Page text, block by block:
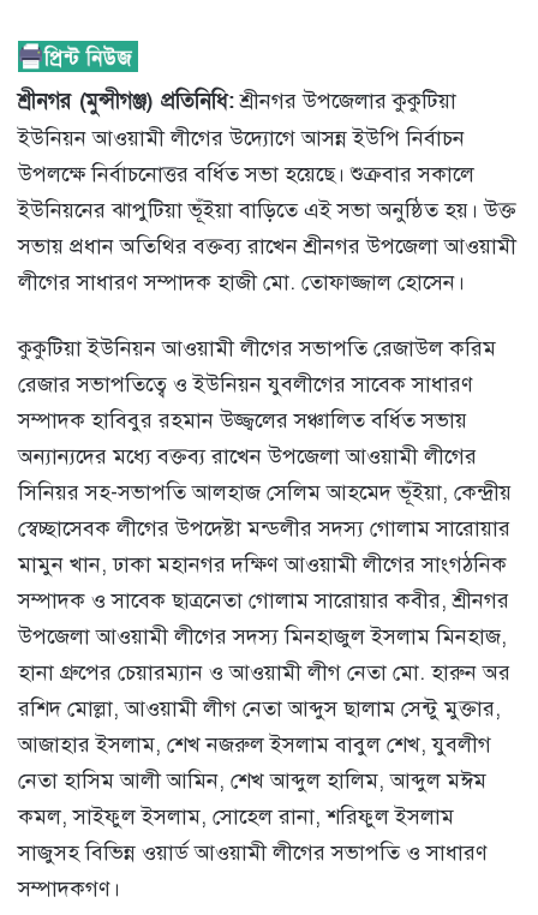
শ্রীনগর (মুন্সীগঞ্জ) প্রতিনিধি:শ্রীনগর উপজেলার কুকুটিয়া
ইউনিয়ন আওয়ামী লীগের উদ্যোগে আসন্ন ইউপি নির্বাচন
উপলক্ষে নির্বাচনোত্তর বর্ধিত সভা হয়েছে। শুক্রবার সকালে
ইউনিয়নের ঝাপুটিয়া ভূঁইয়া বাড়িতে এই সভা অনুষ্ঠিত হয়। উক্ত
সভায় প্রধান অতিথির বক্তব্য রাখেন শ্রীনগর উপজেলা আওয়ামী
লীগের সাধারণ সম্পাদক হাজী মো. তোফাজ্জাল হোসেন।
কুকুটিয়া ইউনিয়ন আওয়ামী লীগের সভাপতি রেজাউল করিম
রেজার সভাপতিত্বে ও ইউনিয়ন যুবলীগের সাবেক সাধারণ
সম্পাদক হাবিবুর রহমান উজ্জ্বলের সঞ্চালিত বর্ধিত সভায়
অন্যান্যদের মধ্যে বক্তব্য রাখেন উপজেলা আওয়ামী লীগের
সিনিয়র সহ-সভাপতি আলহাজ সেলিম আহমেদ ভূঁইয়া, কেন্দ্রীয়
স্বেচ্ছাসেবক লীগের উপদেষ্টা মন্ডলীর সদস্য গোলাম সারোয়ার
মামুন খান, ঢাকা মহানগর দক্ষিণ আওয়ামী লীগের সাংগঠনিক
সম্পাদক ও সাবেক ছাত্রনেতা গোলাম সারোয়ার কবীর, শ্রীনগর
উপজেলা আওয়ামী লীগের সদস্য মিনহাজুল ইসলাম মিনহাজ,
হানা গ্রুপের চেয়ারম্যান ও আওয়ামী লীগ নেতা মো. হারুন অর
রশিদ মোল্লা, আওয়ামী লীগ নেতা আব্দুস ছালাম সেন্টু মুক্তার,
আজাহার ইসলাম, শেখ নজরুল ইসলাম বাবুল শেখ, যুবলীগ
নেতা হাসিম আলী আমিন, শেখ আব্দুল হালিম, আব্দুল মঈম
কমল, সাইফুল ইসলাম, সোহেল রানা, শরিফুল ইসলাম
সাজুসহ বিভিন্ন ওয়ার্ড আওয়ামী লীগের সভাপতি ও সাধারণ
সম্পাদকগণ।